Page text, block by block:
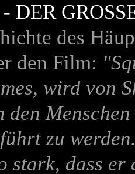
DER
des
den Film:
wird von
den
zu
stark, dass